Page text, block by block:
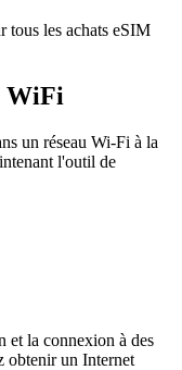
tous les achats eSIM
WiFi
un réseau Wi-Fi à la
l'outil de
et la connexion à des
obtenir un Internet